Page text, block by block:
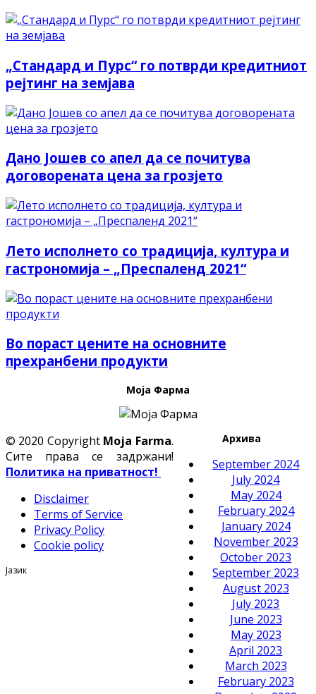
„Стандард и Пурс“ го потврди кредитниот
рејтинг на земјава
Дано Јошев со апел да се почитува
договорената цена за грозјето
Лето исполнето со традиција, култура и
гастрономија – „Преспаленд 2021“
Во пораст цените на основните
прехранбени продукти
Моја Фарма
Архива
September 2024
July 2024
May 2024
February 2024
January 2024
November 2023
October 2023
September 2023
August 2023
July 2023
June 2023
May 2023
April 2023
March 2023
February 2023
© 2020 Copyright Moja Farma.
Сите права се задржани!
Политика на приватност!
Disclaimer
Terms of Service
Privacy Policy
Cookie policy
Јазик